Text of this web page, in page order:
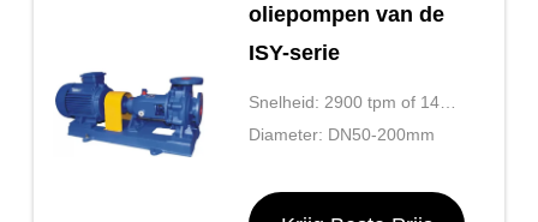
oliepompen van de
ISY-serie
Snelheid: 2900 tpm of 1450
tpm
Diameter: DN50-200mm